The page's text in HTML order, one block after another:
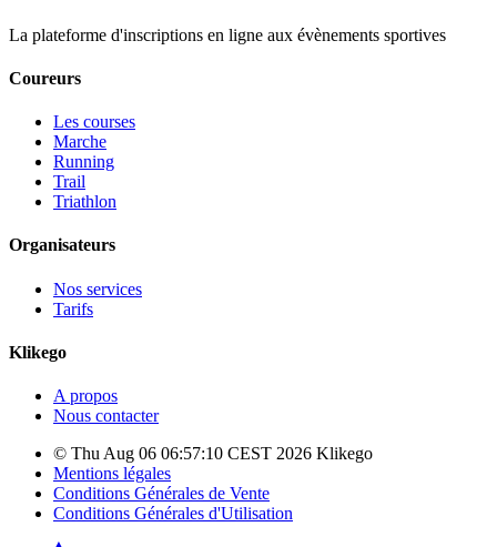
La plateforme d'inscriptions en ligne aux évènements sportives
Coureurs
Les courses
Marche
Running
Trail
Triathlon
Organisateurs
Nos services
Tarifs
Klikego
A propos
Nous contacter
© Thu Aug 06 06:57:10 CEST 2026 Klikego
Mentions légales
Conditions Générales de Vente
Conditions Générales d'Utilisation